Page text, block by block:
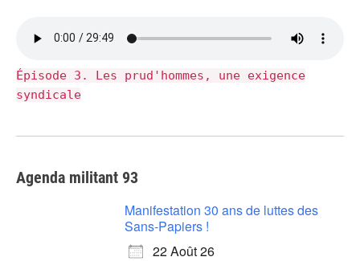
Épisode 3. Les prud'hommes, une exigence
syndicale
Agenda militant 93
Manifestation 30 ans de luttes des
Sans-Papiers !
22 Août 26